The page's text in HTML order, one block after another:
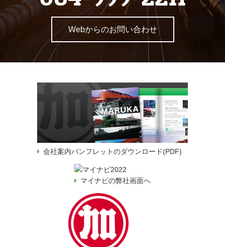
Webからのお問い合わせ
会社案内パンフレットのダウンロード(PDF)
マイナビの弊社画面へ